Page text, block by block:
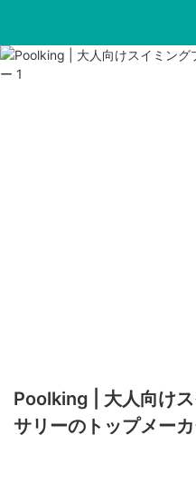
Poolking | 大人向け
サリーのトップメー